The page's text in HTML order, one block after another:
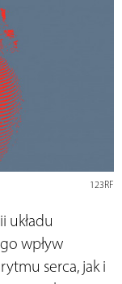
123RF
układu
wpływ
serca, jak i